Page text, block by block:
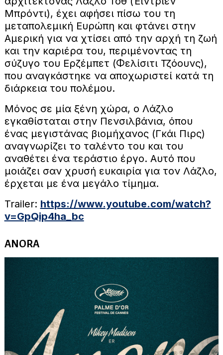
Μπρόντι), έχει αφήσει πίσω του τη
μεταπολεμική Ευρώπη και φτάνει στην
Αμερική για να χτίσει από την αρχή τη ζωή
και την καριέρα του, περιμένοντας τη
σύζυγο του Ερζέμπετ (Φελίσιτι Τζόουνς),
που αναγκάστηκε να αποχωριστεί κατά τη
διάρκεια του πολέμου.
Μόνος σε μία ξένη χώρα, ο Λάζλο
εγκαθίσταται στην Πενσιλβάνια, όπου
ένας μεγιστάνας βιομήχανος (Γκάι Πιρς)
αναγνωρίζει το ταλέντο του και του
αναθέτει ένα τεράστιο έργο. Αυτό που
μοιάζει σαν χρυσή ευκαιρία για τον Λάζλο,
έρχεται με ένα μεγάλο τίμημα.
Trailer: https://www.youtube.com/watch?
v=GpQip4ha_bc
ANORA